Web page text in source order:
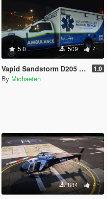
5.0 509 4
Vapid Sandstorm D205 Ambulance [Livery] 1.0
By Michaeten
884 4